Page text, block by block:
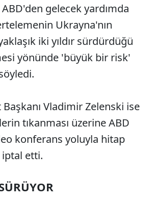
gelecek yardımda
Ukrayna'nın
iki yıldır sürdürdüğü
yönünde 'büyük bir risk'
Vladimir Zelenski ise
tıkanması üzerine ABD
konferans yoluyla hitap
iptal etti.